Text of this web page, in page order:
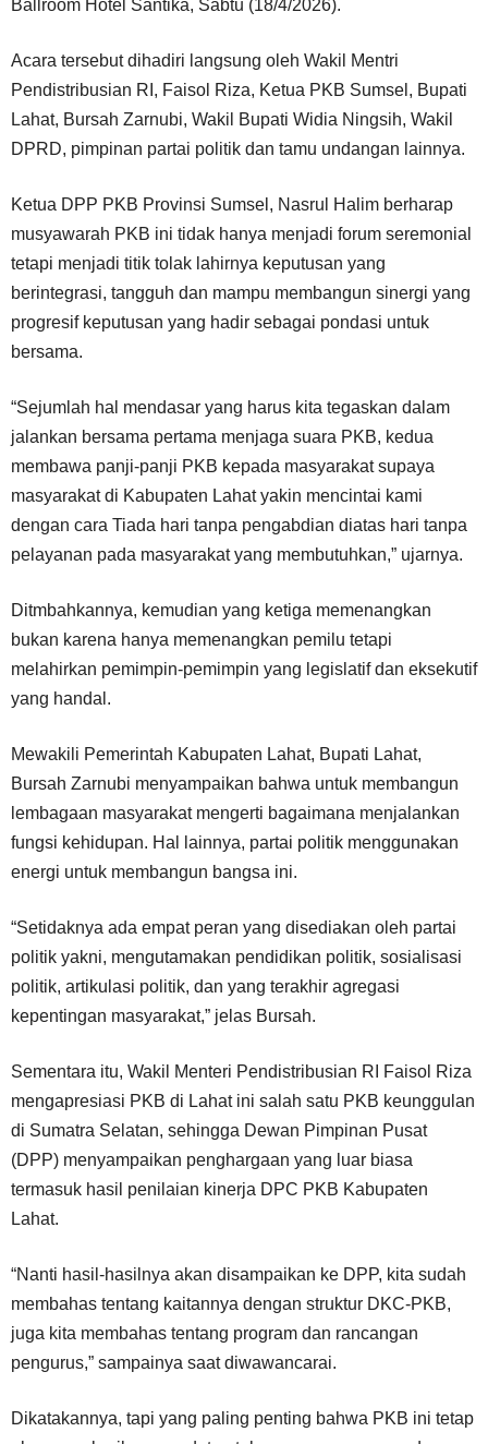
Ballroom Hotel Santika, Sabtu (18/4/2026).
Acara tersebut dihadiri langsung oleh Wakil Mentri
Pendistribusian RI, Faisol Riza, Ketua PKB Sumsel, Bupati
Lahat, Bursah Zarnubi, Wakil Bupati Widia Ningsih, Wakil
DPRD, pimpinan partai politik dan tamu undangan lainnya.
Ketua DPP PKB Provinsi Sumsel, Nasrul Halim berharap
musyawarah PKB ini tidak hanya menjadi forum seremonial
tetapi menjadi titik tolak lahirnya keputusan yang
berintegrasi, tangguh dan mampu membangun sinergi yang
progresif keputusan yang hadir sebagai pondasi untuk
bersama.
“Sejumlah hal mendasar yang harus kita tegaskan dalam
jalankan bersama pertama menjaga suara PKB, kedua
membawa panji-panji PKB kepada masyarakat supaya
masyarakat di Kabupaten Lahat yakin mencintai kami
dengan cara Tiada hari tanpa pengabdian diatas hari tanpa
pelayanan pada masyarakat yang membutuhkan,” ujarnya.
Ditmbahkannya, kemudian yang ketiga memenangkan
bukan karena hanya memenangkan pemilu tetapi
melahirkan pemimpin-pemimpin yang legislatif dan eksekutif
yang handal.
Mewakili Pemerintah Kabupaten Lahat, Bupati Lahat,
Bursah Zarnubi menyampaikan bahwa untuk membangun
lembagaan masyarakat mengerti bagaimana menjalankan
fungsi kehidupan. Hal lainnya, partai politik menggunakan
energi untuk membangun bangsa ini.
“Setidaknya ada empat peran yang disediakan oleh partai
politik yakni, mengutamakan pendidikan politik, sosialisasi
politik, artikulasi politik, dan yang terakhir agregasi
kepentingan masyarakat,” jelas Bursah.
Sementara itu, Wakil Menteri Pendistribusian RI Faisol Riza
mengapresiasi PKB di Lahat ini salah satu PKB keunggulan
di Sumatra Selatan, sehingga Dewan Pimpinan Pusat
(DPP) menyampaikan penghargaan yang luar biasa
termasuk hasil penilaian kinerja DPC PKB Kabupaten
Lahat.
“Nanti hasil-hasilnya akan disampaikan ke DPP, kita sudah
membahas tentang kaitannya dengan struktur DKC-PKB,
juga kita membahas tentang program dan rancangan
pengurus,” sampainya saat diwawancarai.
Dikatakannya, tapi yang paling penting bahwa PKB ini tetap